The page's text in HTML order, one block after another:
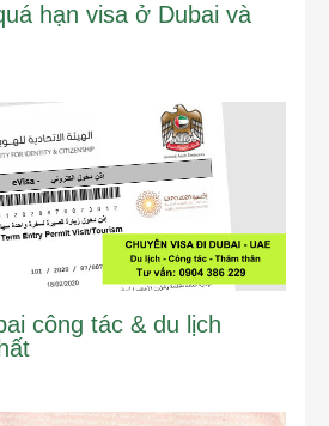
hạn visa ở Dubai và
công tác & du lịch